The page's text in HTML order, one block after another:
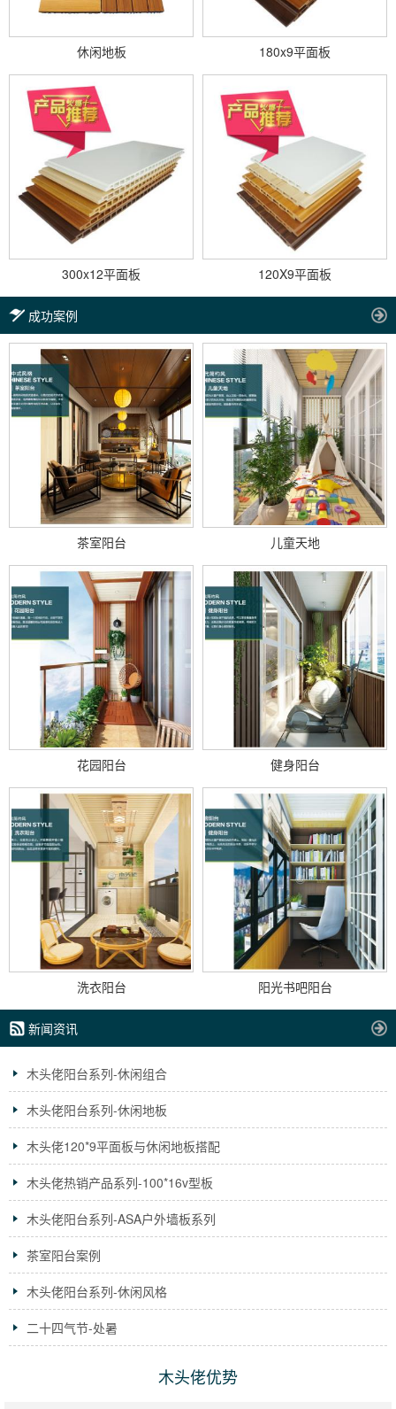
休闲地板 180x9平面板
300x12平面板 120X9平面板
成功案例
茶室阳台 儿童天地
花园阳台 健身阳台
洗衣阳台 阳光书吧阳台
新闻资讯
木头佬阳台系列-休闲组合
木头佬阳台系列-休闲地板
木头佬120*9平面板与休闲地板搭配
木头佬热销产品系列-100*16v型板
木头佬阳台系列-ASA户外墙板系列
茶室阳台案例
木头佬阳台系列-休闲风格
二十四气节-处暑
木头佬优势